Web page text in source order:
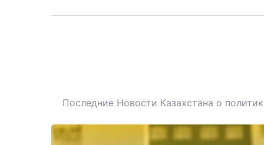
Последние Новости Казахстана о